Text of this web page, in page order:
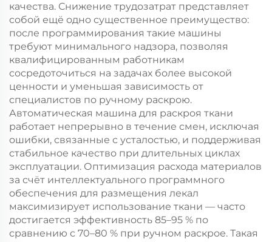
качества. Снижение трудозатрат представляет
собой ещё одно существенное преимущество:
после программирования такие машины
требуют минимального надзора, позволяя
квалифицированным работникам
сосредоточиться на задачах более высокой
ценности и уменьшая зависимость от
специалистов по ручному раскрою.
Автоматическая машина для раскроя ткани
работает непрерывно в течение смен, исключая
ошибки, связанные с усталостью, и поддерживая
стабильное качество при длительных циклах
эксплуатации. Оптимизация расхода материалов
за счёт интеллектуального программного
обеспечения для размещения лекал
максимизирует использование ткани — часто
достигается эффективность 85–95 % по
сравнению с 70–80 % при ручном раскрое. Такая